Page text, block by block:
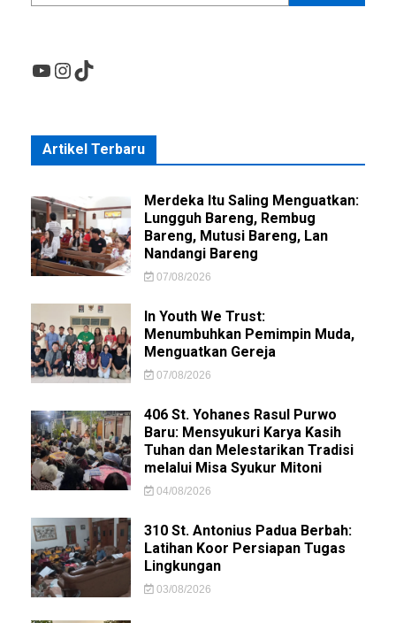
YouTube
Instagram
TikTok
Artikel Terbaru
Merdeka Itu Saling Menguatkan:
Lungguh Bareng, Rembug
Bareng, Mutusi Bareng, Lan
Nandangi Bareng
07/08/2026
In Youth We Trust:
Menumbuhkan Pemimpin Muda,
Menguatkan Gereja
07/08/2026
406 St. Yohanes Rasul Purwo
Baru: Mensyukuri Karya Kasih
Tuhan dan Melestarikan Tradisi
melalui Misa Syukur Mitoni
04/08/2026
310 St. Antonius Padua Berbah:
Latihan Koor Persiapan Tugas
Lingkungan
03/08/2026